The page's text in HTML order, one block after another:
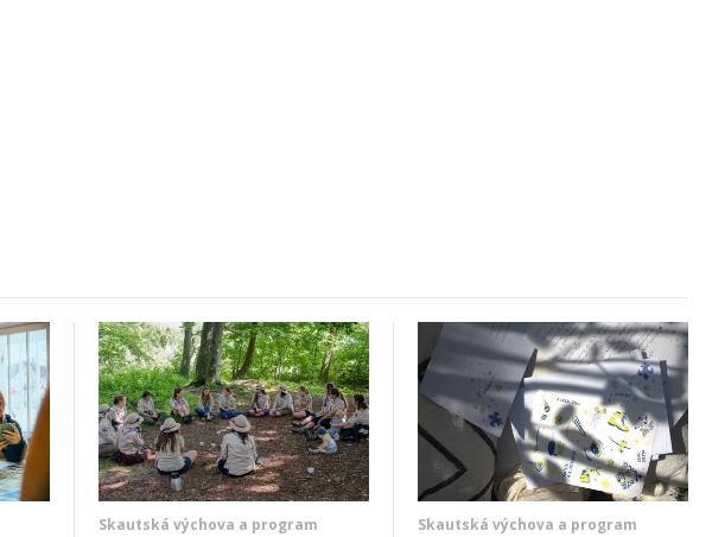
Skautská výchova a program Skautská výchova a program